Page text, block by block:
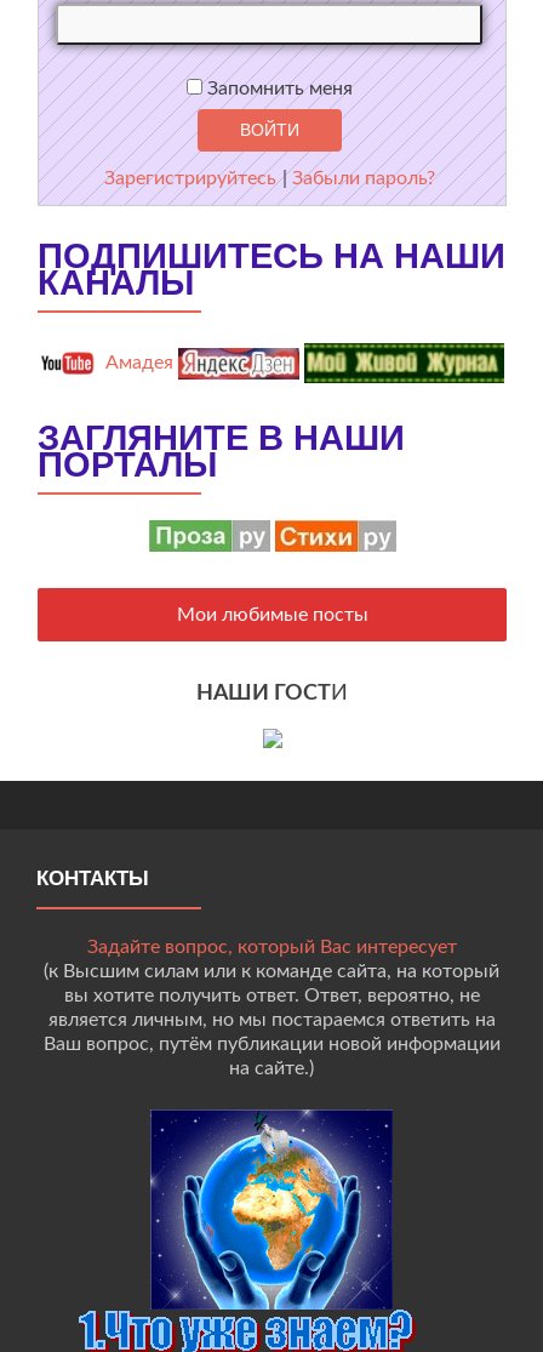
Запомнить меня
Зарегистрируйтесь |Забыли пароль?
ПОДПИШИТЕСЬ НА НАШИ
КАНАЛЫ
Амадея
ЗАГЛЯНИТЕ В НАШИ
ПОРТАЛЫ
Мои любимые посты
НАШИ ГОСТИ
КОНТАКТЫ
Задайте вопрос, который Вас интересует
(к Высшим силам или к команде сайта, на который
вы хотите получить ответ. Ответ, вероятно, не
является личным, но мы постараемся ответить на
Ваш вопрос, путём публикации новой информации
на сайте.)